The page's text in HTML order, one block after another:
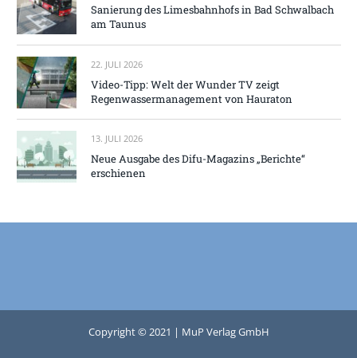
Sanierung des Limesbahnhofs in Bad Schwalbach
am Taunus
22. JULI 2026
Video-Tipp: Welt der Wunder TV zeigt
Regenwassermanagement von Hauraton
13. JULI 2026
Neue Ausgabe des Difu-Magazins „Berichte“
erschienen
Copyright © 2021 | MuP Verlag GmbH